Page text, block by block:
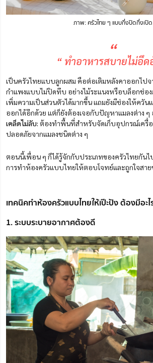
ภาพ: ครัวไทย ๆ แบบกึ่งปิดกึ่งเปิด
“
“ ทำอาหารสบายไม่อึด
เป็นครัวไทยแบบลูกผสม คือต่อเติมหลังคาออกไป
กำแพงแบบไม่ปิดทึบ อย่างไม้ระแนงหรือบล็อกช่อง
เพิ่มความเป็นส่วนตัวได้มากขึ้น แถมยังมีช่องให้ควั
ออกได้อีกด้วย แต่ก็ยังต้องเจอกับปัญหาแมลงต่าง ๆ
เคล็ดไม่ลับ: ต้องทำพื้นที่สำหรับจัดเก็บอุปกรณ์เครื่อ
ปลอดภัยจากแมลงชนิดต่าง ๆ
ตอนนี้เพื่อน ๆ ก็ได้รู้จักกับประเภทของครัวไทยกันไ
การทำห้องครัวแบบไทยให้ตอบโจทย์และถูกใจสา
เทคนิคทำห้องครัวแบบไทยให้เป๊ะปัง ต้องมีอะ
1. ระบบระบายอากาศต้องดี